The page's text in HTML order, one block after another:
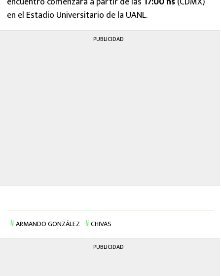
en el Estadio Universitario de la UANL.
PUBLICIDAD
ARMANDO GONZÁLEZ CHIVAS
PUBLICIDAD